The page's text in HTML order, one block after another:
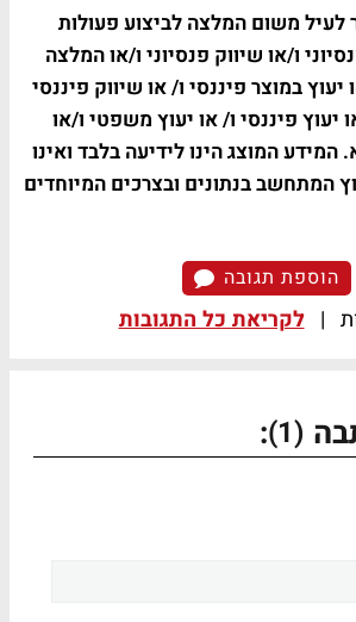
לעיל משום המלצה לביצוע פעולות
ו/או שיווק פנסיוני ו/או המלצה
יעוץ במוצר פיננסי ו/ או שיווק פיננסי
יעוץ פיננסי ו/ או יעוץ משפטי ו/או
המידע המוצג הינו לידיעה בלבד ואינו
המתחשב בנתונים ובצרכים המיוחדים
הוספת תגובה
| לקריאת כל התגובות
(1)
: